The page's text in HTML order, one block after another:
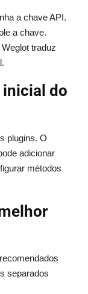
a chave API.
a chave.
traduz
inicial do
plugins. O
adicionar
métodos
separados